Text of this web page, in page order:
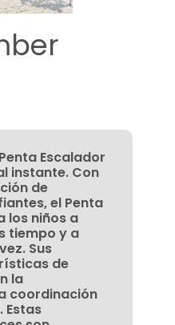
Escalador
instante. Con
de
el Penta
los niños a
tiempo y a
Sus
de
la
coordinación
Estas